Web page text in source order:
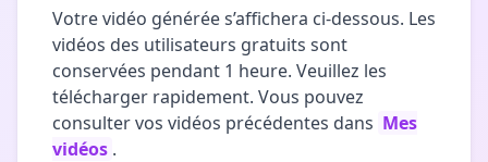
Votre vidéo générée s’affichera ci-dessous. Les
vidéos des utilisateurs gratuits sont
conservées pendant 1 heure. Veuillez les
télécharger rapidement. Vous pouvez
consulter vos vidéos précédentes dans Mes
vidéos .